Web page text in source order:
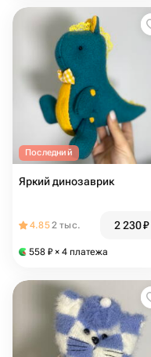
Последний
Яркий динозаврик
4.852 тыс. 2 230₽
558 ₽ × 4 платежа